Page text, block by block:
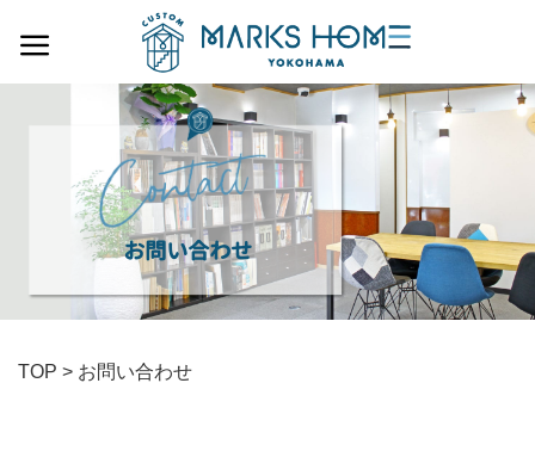
content
お問い合わせ
TOP > お問い合わせ